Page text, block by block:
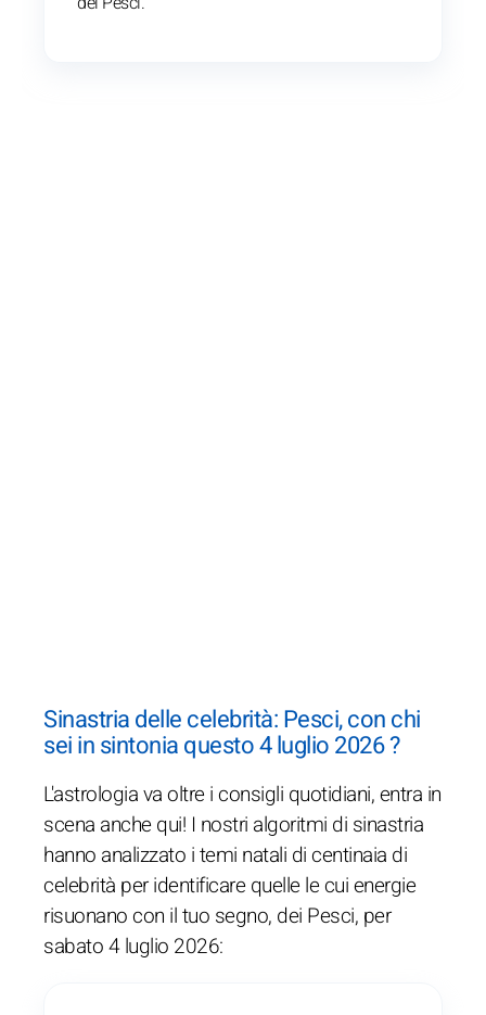
Sinastria delle celebrità: Pesci, con chi
sei in sintonia questo 4 luglio 2026 ?
L'astrologia va oltre i consigli quotidiani, entra in
scena anche qui! I nostri algoritmi di sinastria
hanno analizzato i temi natali di centinaia di
celebrità per identificare quelle le cui energie
risuonano con il tuo segno, dei Pesci, per
sabato 4 luglio 2026: